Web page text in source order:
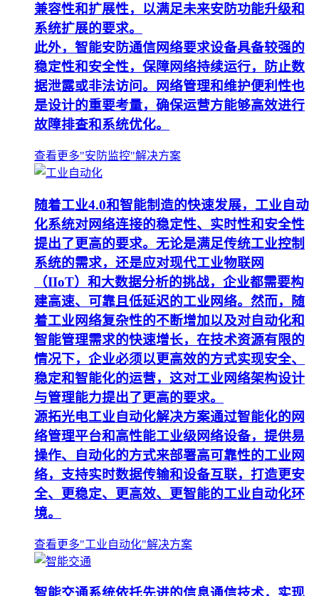
兼容性和扩展性，以满足未来安防功能升级和
系统扩展的要求。
此外，智能安防通信网络要求设备具备较强的
稳定性和安全性，保障网络持续运行，防止数
据泄露或非法访问。网络管理和维护便利性也
是设计的重要考量，确保运营方能够高效进行
故障排查和系统优化。
查看更多"安防监控"解决方案
随着工业4.0和智能制造的快速发展，工业自动
化系统对网络连接的稳定性、实时性和安全性
提出了更高的要求。无论是满足传统工业控制
系统的需求，还是应对现代工业物联网
（IIoT）和大数据分析的挑战，企业都需要构
建高速、可靠且低延迟的工业网络。然而，随
着工业网络复杂性的不断增加以及对自动化和
智能管理需求的快速增长，在技术资源有限的
情况下，企业必须以更高效的方式实现安全、
稳定和智能化的运营，这对工业网络架构设计
与管理能力提出了更高的要求。
源拓光电工业自动化解决方案通过智能化的网
络管理平台和高性能工业级网络设备，提供易
操作、自动化的方式来部署高可靠性的工业网
络，支持实时数据传输和设备互联，打造更安
全、更稳定、更高效、更智能的工业自动化环
境。
查看更多"工业自动化"解决方案
智能交通系统依托先进的信息通信技术，实现